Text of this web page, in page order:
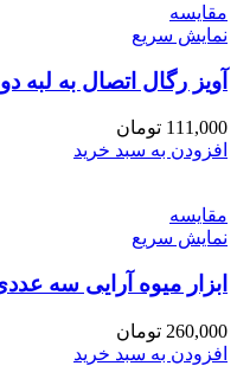
مقايسه
نمایش سریع
آویز رگال اتصال به لبه
111,000 تومان
افزودن به سبد خرید
مقايسه
نمایش سریع
ابزار میوه آرایی سه
260,000 تومان
افزودن به سبد خرید